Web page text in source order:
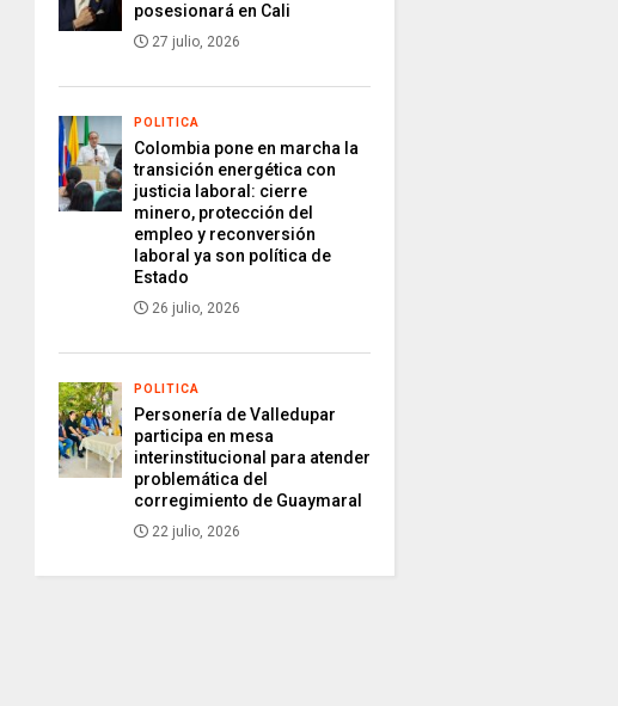
posesionará en Cali
27 julio, 2026
POLITICA
Colombia pone en marcha la
transición energética con
justicia laboral: cierre
minero, protección del
empleo y reconversión
laboral ya son política de
Estado
26 julio, 2026
POLITICA
Personería de Valledupar
participa en mesa
interinstitucional para atender
problemática del
corregimiento de Guaymaral
22 julio, 2026